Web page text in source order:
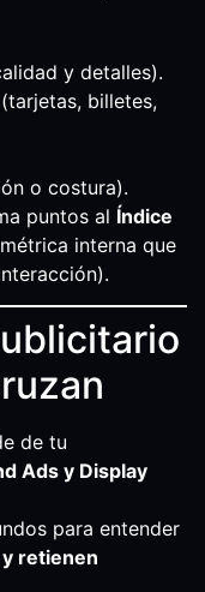
y detalles).
(tarjetas, billetes,
o costura).
puntos al Índice
interna que
de tu
Ads y Display
para entender
retienen